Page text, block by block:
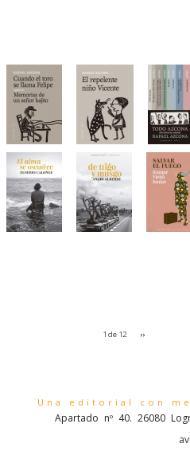
1 de 12 ››
Una editorial con
Apartado nº 40. 26080